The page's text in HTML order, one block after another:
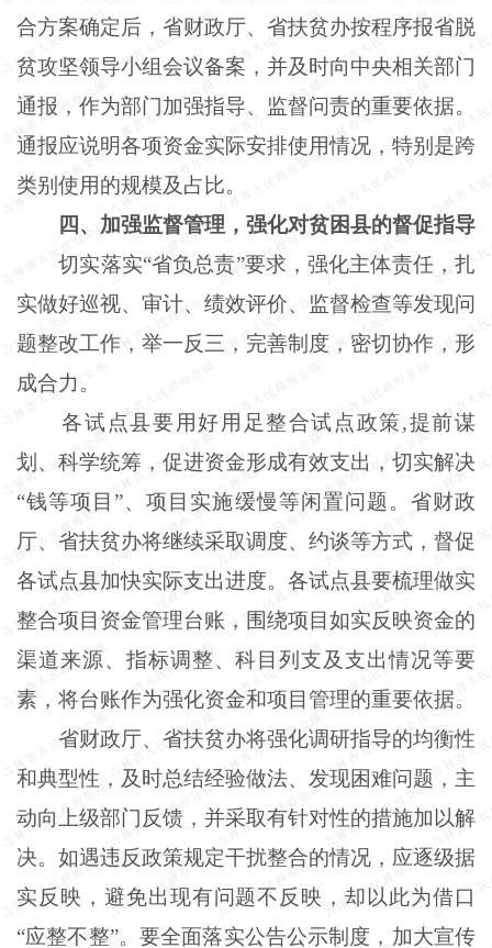
合方案确定后，省财政厅、省扶贫办按程序报省脱
贫攻坚领导小组会议备案，并及时向中央相关部门
通报，作为部门加强指导、监督问责的重要依据。
通报应说明各项资金实际安排使用情况，特别是跨
类别使用的规模及占比。
四、加强监督管理，强化对贫困县的督促指导
切实落实“省负总责”要求，强化主体责任，扎
实做好巡视、审计、绩效评价、监督检查等发现问
题整改工作，举一反三，完善制度，密切协作，形
成合力。
各试点县要用好用足整合试点政策,提前谋
划、科学统筹，促进资金形成有效支出，切实解决
“钱等项目”、项目实施缓慢等闲置问题。省财政
厅、省扶贫办将继续采取调度、约谈等方式，督促
各试点县加快实际支出进度。各试点县要梳理做实
整合项目资金管理台账，围绕项目如实反映资金的
渠道来源、指标调整、科目列支及支出情况等要
素，将台账作为强化资金和项目管理的重要依据。
省财政厅、省扶贫办将强化调研指导的均衡性
和典型性，及时总结经验做法、发现困难问题，主
动向上级部门反馈，并采取有针对性的措施加以解
决。如遇违反政策规定干扰整合的情况，应逐级据
实反映，避免出现有问题不反映，却以此为借口
“应整不整”。要全面落实公告公示制度，加大宣传